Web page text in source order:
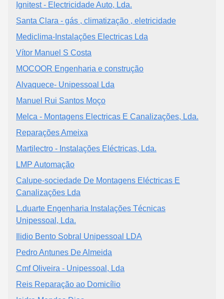
Ignitest - Electricidade Auto, Lda.
Santa Clara - gás , climatização , eletricidade
Mediclima-Instalações Electricas Lda
Vítor Manuel S Costa
MOCOOR Engenharia e construção
Alvaquece- Unipessoal Lda
Manuel Rui Santos Moço
Melca - Montagens Electricas E Canalizações, Lda.
Reparações Ameixa
Martilectro - Instalações Eléctricas, Lda.
LMP Automação
Calupe-sociedade De Montagens Eléctricas E
Canalizações Lda
L.duarte Engenharia Instalações Técnicas
Unipessoal, Lda.
Ilidio Bento Sobral Unipessoal LDA
Pedro Antunes De Almeida
Cmf Oliveira - Unipessoal, Lda
Reis Reparação ao Domicílio